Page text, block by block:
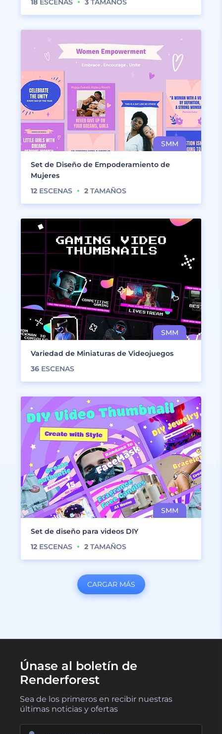
18 ESCENAS 3 TAMAÑOS
Set de Diseño de Empoderamiento de
Mujeres
12 ESCENAS 2 TAMAÑOS
Variedad de Miniaturas de Videojuegos
36 ESCENAS
Set de diseño para videos DIY
12 ESCENAS 2 TAMAÑOS
CARGAR MÁS
Únase al boletín de
Renderforest
Sea de los primeros en recibir nuestras
últimas noticias y ofertas